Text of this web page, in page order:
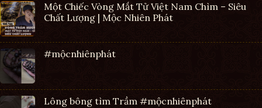
Một Chiếc Vòng Mắt Tử Việt Nam Chìm – Siêu
Chất Lượng | Mộc Nhiên Phát
#mộcnhiênphát
Lông bông tìm Trầm #mộcnhiênphát